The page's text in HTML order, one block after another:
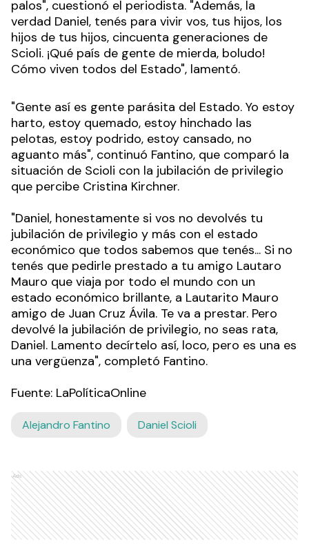
palos", cuestionó el periodista. "Además, la
verdad Daniel, tenés para vivir vos, tus hijos, los
hijos de tus hijos, cincuenta generaciones de
Scioli. ¡Qué país de gente de mierda, boludo!
Cómo viven todos del Estado", lamentó.
"Gente así es gente parásita del Estado. Yo estoy
harto, estoy quemado, estoy hinchado las
pelotas, estoy podrido, estoy cansado, no
aguanto más", continuó Fantino, que comparó la
situación de Scioli con la jubilación de privilegio
que percibe Cristina Kirchner.
"Daniel, honestamente si vos no devolvés tu
jubilación de privilegio y más con el estado
económico que todos sabemos que tenés... Si no
tenés que pedirle prestado a tu amigo Lautaro
Mauro que viaja por todo el mundo con un
estado económico brillante, a Lautarito Mauro
amigo de Juan Cruz Ávila. Te va a prestar. Pero
devolvé la jubilación de privilegio, no seas rata,
Daniel. Lamento decírtelo así, loco, pero es una es
una vergüenza", completó Fantino.
Fuente: LaPolíticaOnline
Alejandro Fantino Daniel Scioli
Ads